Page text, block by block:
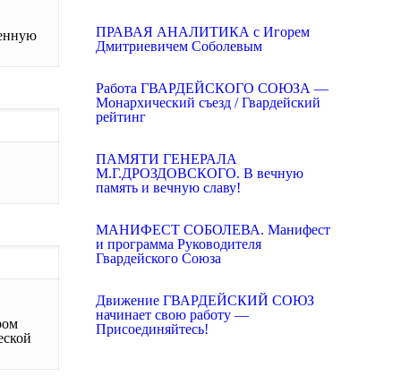
ПРАВАЯ АНАЛИТИКА с Игорем
Дмитриевичем Соболевым
Работа ГВАРДЕЙСКОГО СОЮЗА —
Монархический съезд / Гвардейский
рейтинг
ПАМЯТИ ГЕНЕРАЛА
М.Г.ДРОЗДОВСКОГО. В вечную
память и вечную славу!
МАНИФЕСТ СОБОЛЕВА. Манифест
и программа Руководителя
Гвардейского Союза
Движение ГВАРДЕЙСКИЙ СОЮЗ
начинает свою работу —
Присоединяйтесь!